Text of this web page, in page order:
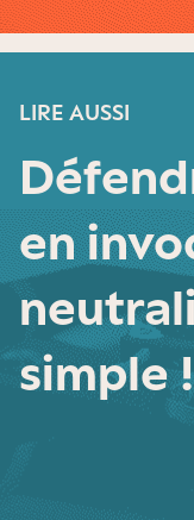
LIRE AUSSI
en
simple !